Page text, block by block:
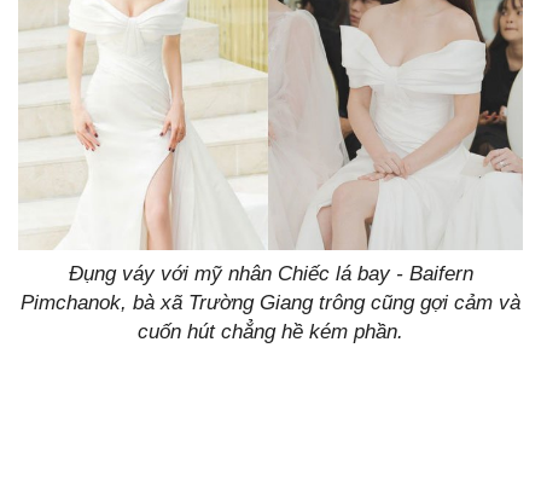
Đụng váy với mỹ nhân Chiếc lá bay - Baifern
Pimchanok, bà xã Trường Giang trông cũng gợi cảm và
cuốn hút chẳng hề kém phần.